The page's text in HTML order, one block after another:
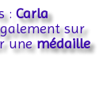
: Carla
sur
unemédaille